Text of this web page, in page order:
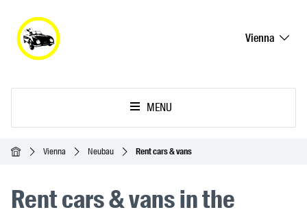
Vienna
MENU
Homepage
Vienna Neubau Rent cars & vans
Rent cars & vans in the